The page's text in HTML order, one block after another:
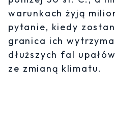
warunkach żyją
pytanie, kiedy
granica ich
dłuższych fal
ze zmianą klimatu.